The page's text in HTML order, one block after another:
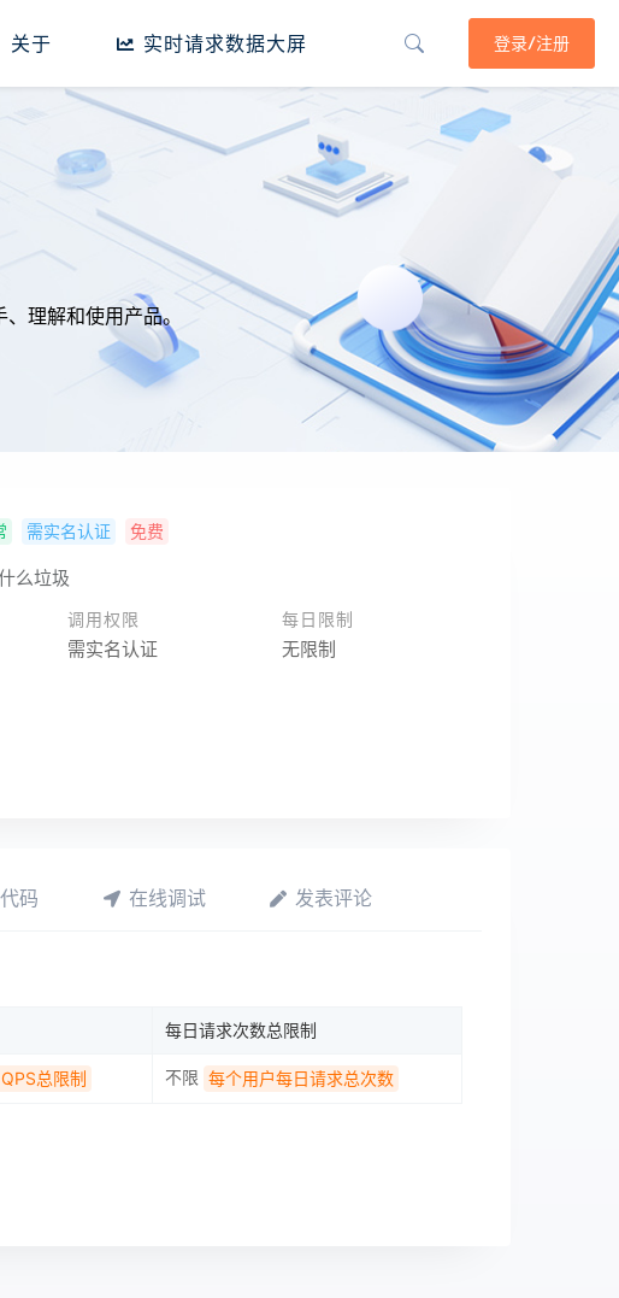
登录/注册
关于 实时请求数据大屏
理解和使用产品。
需实名认证 免费
么垃圾
调用权限
需实名认证
每日限制
无限制
码 在线调试 发表评论
每日请求次数总限制
总限制 不限 每个用户每日请求总次数